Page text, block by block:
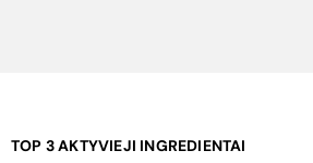
TOP 3 AKTYVIEJI INGREDIENTAI